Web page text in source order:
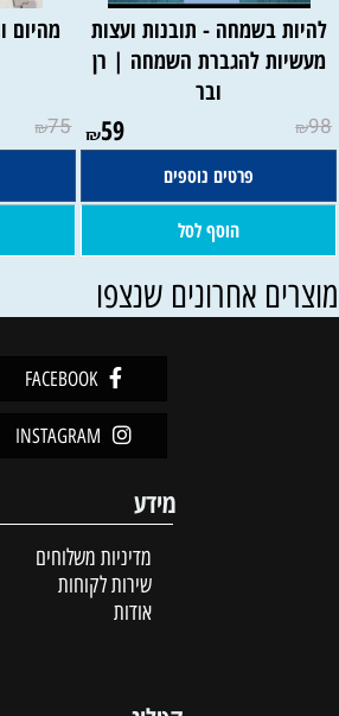
להיות בשמחה - תובנות ועצות
מעשיות להגברת השמחה | רן
ובר
₪98
₪59
פרטים נוספים
הוסף לסל
מהיום
₪75
אחרונים שנצפו
FACEBOOK
INSTAGRAM
מידע
מדיניות משלוחים
שירות לקוחות
אודות